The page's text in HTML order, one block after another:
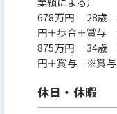
678万円 28歳
円＋歩合＋賞与
875万円 34歳
円＋賞与 ※賞与
休日・休暇